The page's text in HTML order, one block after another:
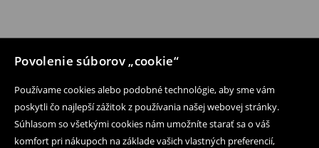
Povolenie súborov „cookie“
Používame cookies alebo podobné technológie, aby sme vám
poskytli čo najlepší zážitok z používania našej webovej stránky.
Súhlasom so všetkými cookies nám umožníte starať sa o váš
komfort pri nákupoch na základe vašich vlastných preferencií,